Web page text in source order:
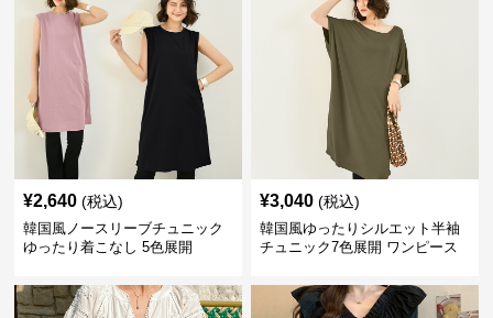
¥2,640 (税込)
韓国風ノースリーブチュニック
ゆったり着こなし 5色展開
¥3,040 (税込)
韓国風ゆったりシルエット半袖
チュニック7色展開 ワンピース